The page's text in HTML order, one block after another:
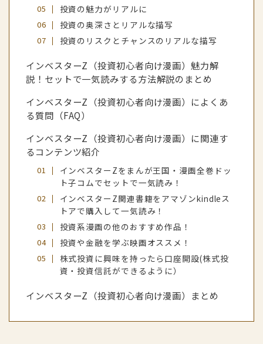
投資の魅力がリアルに
投資の奥深さとリアルな描写
投資のリスクとチャンスのリアルな描写
インベスターZ（投資初心者向け漫画）魅力解
説！セットで一気読みする方法解説のまとめ
インベスターZ（投資初心者向け漫画）によくあ
る質問（FAQ）
インベスターZ（投資初心者向け漫画）に関連す
るコンテンツ紹介
インベスターZをまんが王国・漫画全巻ドッ
ト子コムでセットで一気読み！
インベスターZ関連書籍をアマゾンkindleス
トアで購入して一気読み！
投資系漫画の他のおすすめ作品！
投資や金融を学ぶ映画オススメ！
株式投資に興味を持ったら口座開設(株式投
資・投資信託ができるように）
インベスターZ（投資初心者向け漫画）まとめ